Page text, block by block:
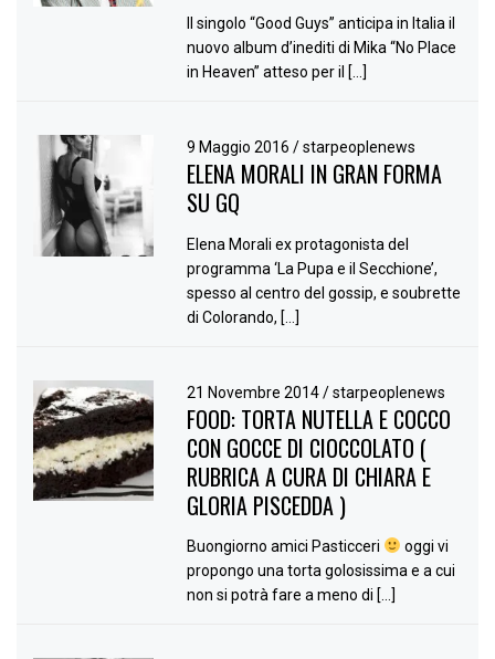
Il singolo “Good Guys” anticipa in Italia il
nuovo album d’inediti di Mika “No Place
in Heaven” atteso per il […]
9 Maggio 2016/ starpeoplenews
ELENA MORALI IN GRAN FORMA
SU GQ
Elena Morali ex protagonista del
programma ‘La Pupa e il Secchione’,
spesso al centro del gossip, e soubrette
di Colorando, […]
21 Novembre 2014/ starpeoplenews
FOOD: TORTA NUTELLA E COCCO
CON GOCCE DI CIOCCOLATO (
RUBRICA A CURA DI CHIARA E
GLORIA PISCEDDA )
Buongiorno amici Pasticceri
oggi vi
propongo una torta golosissima e a cui
non si potrà fare a meno di […]